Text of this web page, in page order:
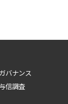
バナンス
信調査